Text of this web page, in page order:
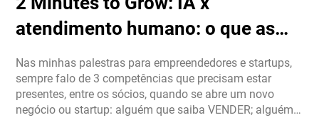
atendimento humano: o que as
novas gerações realmente
esperam das marcas?
Nas minhas palestras para empreendedores e startups,
sempre falo de 3 competências que precisam estar
presentes, entre os sócios, quando se abre um novo
negócio ou startup: alguém que saiba VENDER; alguém